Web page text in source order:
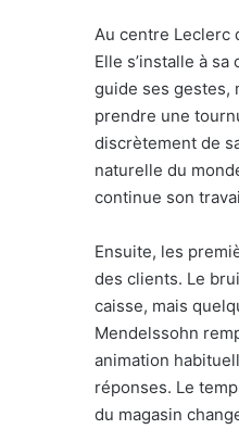
Au centre Leclerc
Elle s’installe à
guide ses gestes,
prendre une
discrètement de
naturelle du
continue son
Ensuite, les
des clients. Le
caisse, mais
Mendelssohn
animation
réponses. Le
du magasin